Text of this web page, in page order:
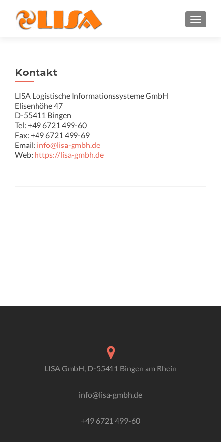
Schalte
Kontakt
LISA Logistische Informationssysteme GmbH
Elisenhöhe 47
D-55411 Bingen
Tel: +49 6721 499-60
Fax: +49 6721 499-69
Email: info@lisa-gmbh.de
Web: https://lisa-gmbh.de
LISA GmbH, D-55411 Bingen am Rhein
info@lisa-gmbh.de
+49 6721 499-60